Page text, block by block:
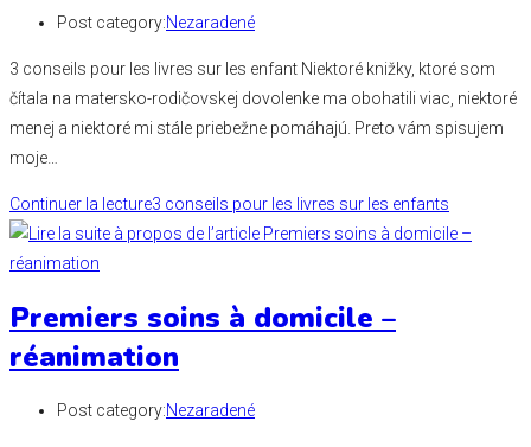
Post category:Nezaradené
3 conseils pour les livres sur les enfant Niektoré knižky, ktoré som
čítala na matersko-rodičovskej dovolenke ma obohatili viac, niektoré
menej a niektoré mi stále priebežne pomáhajú. Preto vám spisujem
moje…
Continuer la lecture3 conseils pour les livres sur les enfants
Premiers soins à domicile –
réanimation
Post category:Nezaradené